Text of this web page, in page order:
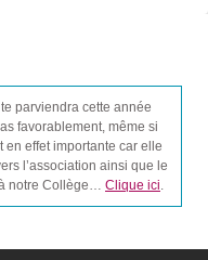
parviendra cette année
favorablement, même si
en effet importante car elle
l’association ainsi que le
notre Collège… Clique ici.